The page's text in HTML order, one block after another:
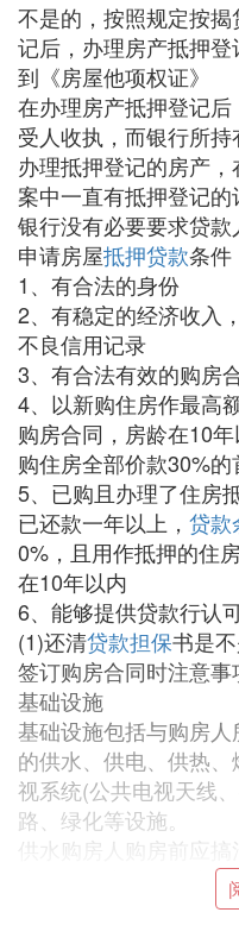
不是的，按照规定按
记后，办理房产抵押
到《房屋他项权证》
在办理房产抵押登记
受人收执，而银行所
办理抵押登记的房产
案中一直有抵押登记
银行没有必要要求贷
申请房屋抵押贷款条件
1、有合法的身份
2、有稳定的经济收入
不良信用记录
3、有合法有效的购房
4、以新购住房作最高
购房合同，房龄在10
购住房全部价款30%的
5、已购且办理了住房
已还款一年以上， 贷款
0%，且用作抵押的住
在10年以内
6、能够提供贷款行认
(1)还清贷款担保书是
签订购房合同时注意事
基础设施
基础设施包括与购房
的供水、供电、供热
视系统(公共电视天线
路、绿化等设施。
供水购房人购房前应搞
水管网供水，还是小
者，购房人应要求房